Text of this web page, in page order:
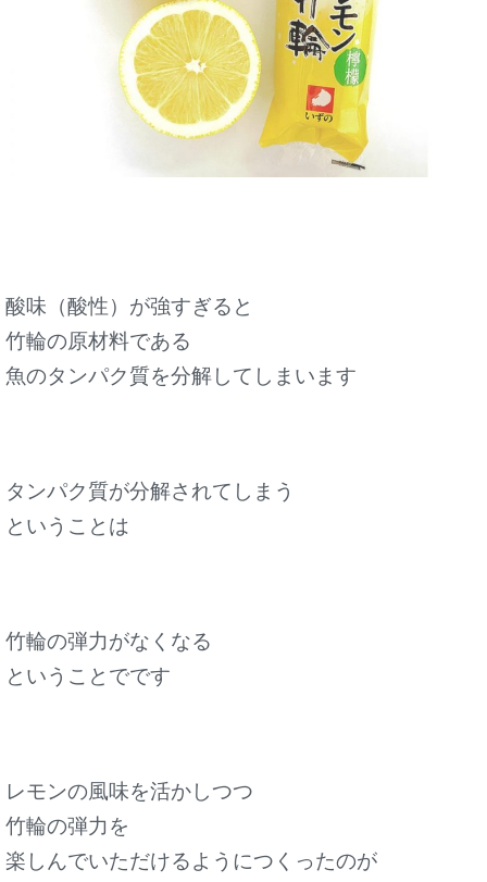
酸味（酸性）が強すぎると
竹輪の原材料である
魚のタンパク質を分解してしまいます
タンパク質が分解されてしまう
ということは
竹輪の弾力がなくなる
ということでです
レモンの風味を活かしつつ
竹輪の弾力を
楽しんでいただけるようにつくったのが